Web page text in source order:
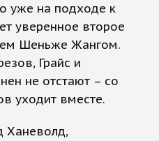
уже на подходе к
уверенное второе
Шеньже Жангом.
Грайс и
не отстают – со
уходит вместе.
Ханеволд,